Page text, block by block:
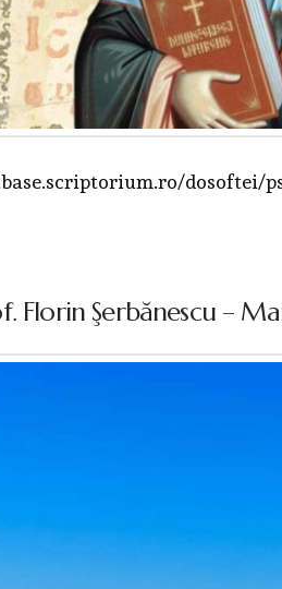
dosoftei/
Florin Şerbănescu –